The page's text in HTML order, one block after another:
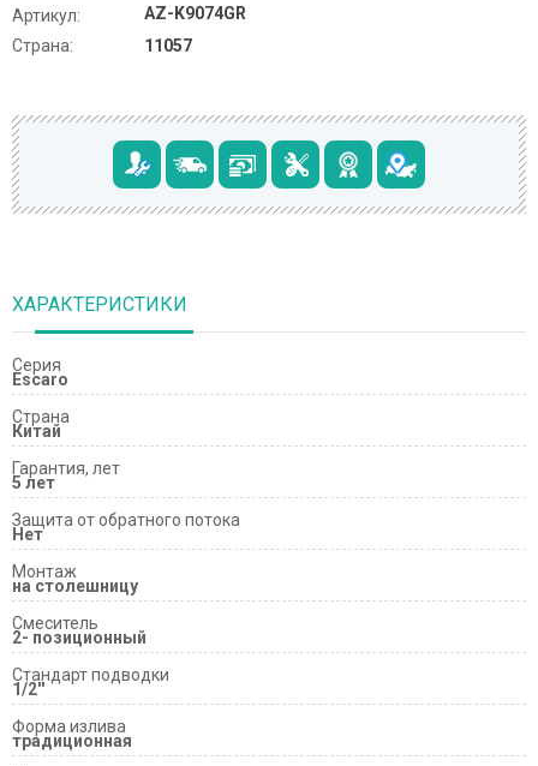
Артикул:
AZ-K9074GR
Страна:
11057
ХАРАКТЕРИСТИКИ
Серия
Escaro
Страна
Китай
Гарантия, лет
5 лет
Защита от обратного потока
Нет
Монтаж
на столешницу
Смеситель
2- позиционный
Стандарт подводки
1/2''
Форма излива
традиционная